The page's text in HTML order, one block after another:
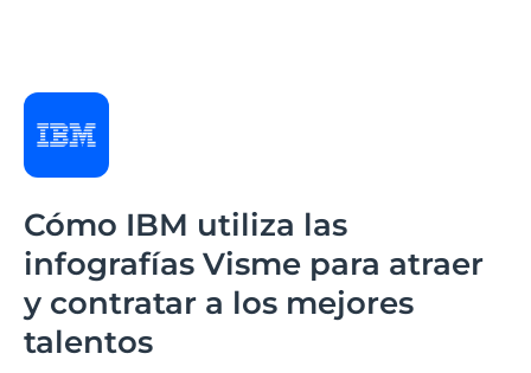
Cómo IBM utiliza las
infografías Visme para atraer
y contratar a los mejores
talentos